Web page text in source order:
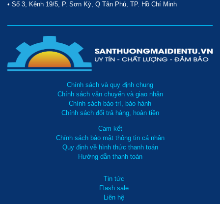
• Số 3, Kênh 19/5, P. Sơn Kỳ, Q Tân Phú, TP. Hồ Chí Minh
Chính sách và quy định chung
Chính sách vận chuyển và giao nhận
Chính sách bảo trì, bảo hành
Chính sách đổi trả hàng, hoàn tiền
Cam kết
Chính sách bảo mật thông tin cá nhân
Quy định về hình thức thanh toán
Hướng dẫn thanh toán
Tin tức
Flash sale
Liên hệ